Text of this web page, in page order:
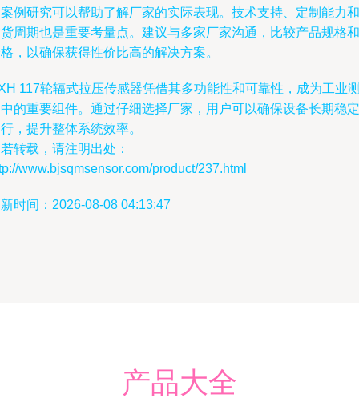
例研究可以帮助了解厂家的实际表现。技术支持、定制能力和
周期也是重要考量点。建议与多家厂家沟通，比较产品规格和
，以确保获得性价比高的解决方案。
117轮辐式拉压传感器凭借其多功能性和可靠性，成为工业
的重要组件。通过仔细选择厂家，用户可以确保设备长期稳定
，提升整体系统效率。
转载，请注明出处：
www.bjsqmsensor.com/product/237.html
时间：2026-08-08 04:13:47
产品大全